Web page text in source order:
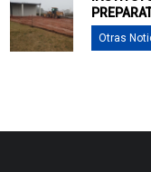
Otras